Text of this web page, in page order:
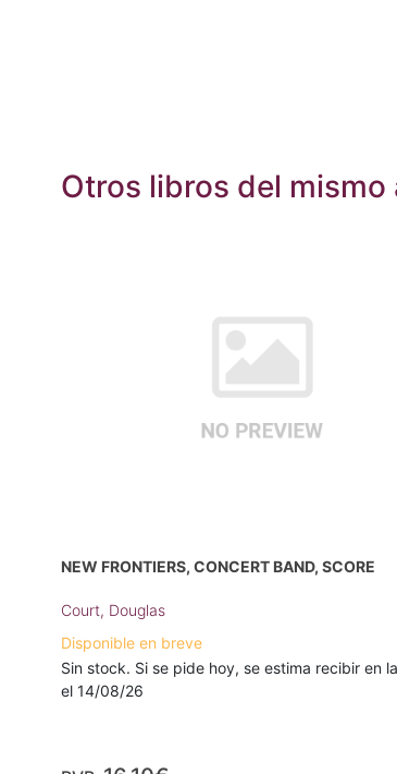
Otros libros del mismo
NEW FRONTIERS, CONCERT BAND, SCORE
Court, Douglas
Disponible en breve
Sin stock. Si se pide hoy, se estima recibir en
el 14/08/26